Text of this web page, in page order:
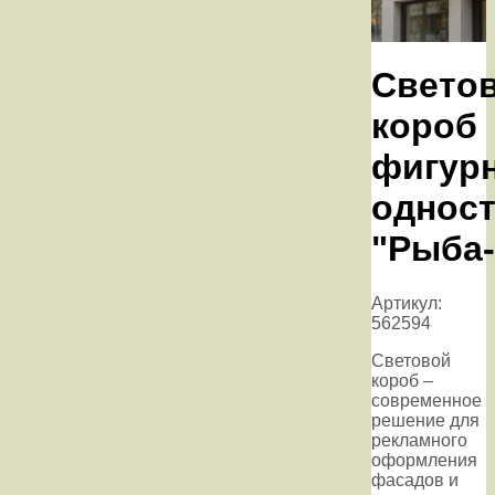
короб
Артикул:
562594
Световой
короб –
современное
решение для
рекламного
оформления
фасадов и